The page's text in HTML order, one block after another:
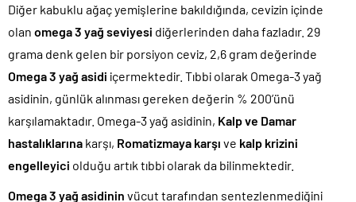
Diğer kabuklu ağaç yemişlerine bakıldığında, cevizin içinde
olan omega 3 yağ seviyesi diğerlerinden daha fazladır. 29
grama denk gelen bir porsiyon ceviz, 2,6 gram değerinde
Omega 3 yağ asidi içermektedir. Tıbbi olarak Omega-3 yağ
asidinin, günlük alınması gereken değerin % 200’ünü
karşılamaktadır. Omega-3 yağ asidinin, Kalp ve Damar
hastalıklarına karşı, Romatizmaya karşı ve kalp krizini
engelleyici olduğu artık tıbbi olarak da bilinmektedir.
Omega 3 yağ asidinin vücut tarafından sentezlenmediğini